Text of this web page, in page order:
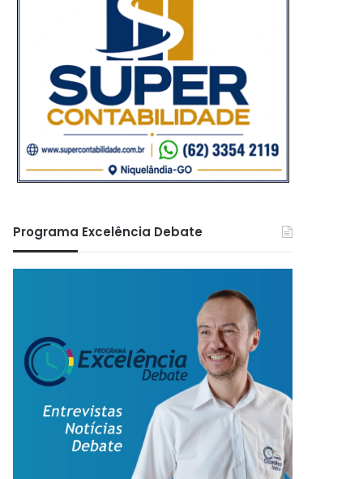
Programa Excelência Debate